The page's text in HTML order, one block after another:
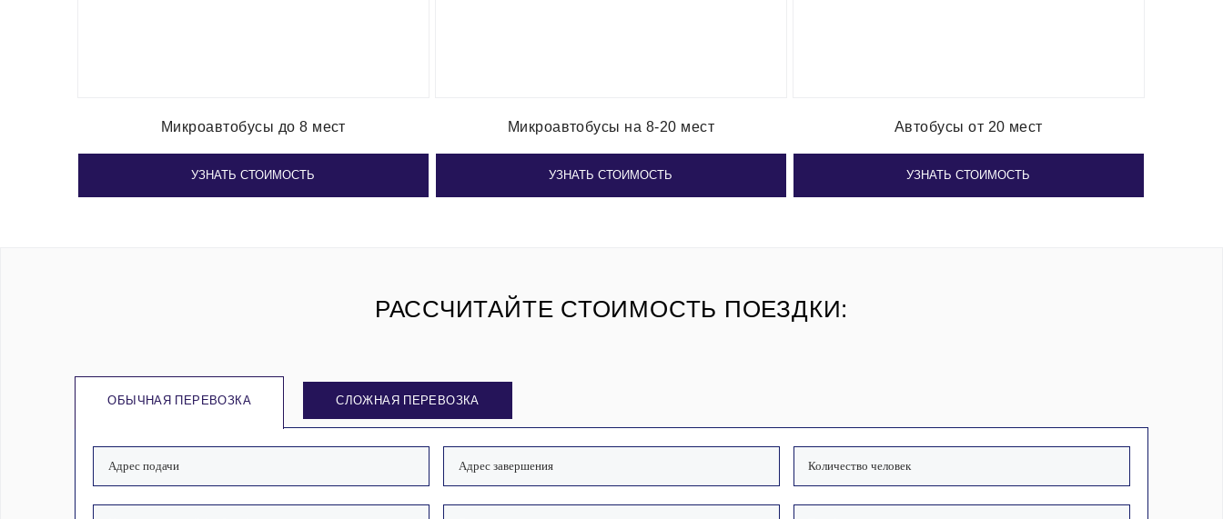
Микроавтобусы до 8 мест
УЗНАТЬ СТОИМОСТЬ
Микроавтобусы на 8-20 мест
УЗНАТЬ СТОИМОСТЬ
Автобусы от 20 мест
УЗНАТЬ СТОИМОСТЬ
РАССЧИТАЙТЕ СТОИМОСТЬ ПОЕЗДКИ:
ОБЫЧНАЯ ПЕРЕВОЗКА СЛОЖНАЯ ПЕРЕВОЗКА